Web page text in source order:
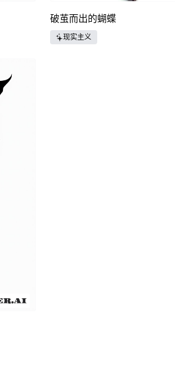
破茧而出的蝴蝶
现实主义